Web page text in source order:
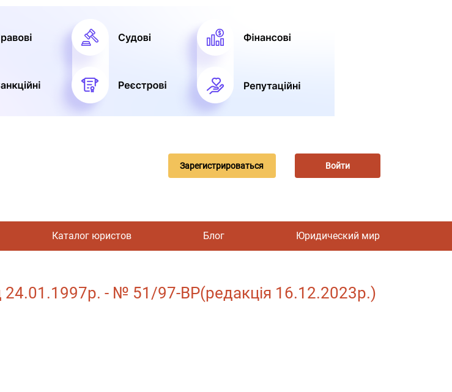
Зарегистрироваться Войти
Каталог юристов Блог Юридический мир
24.01.1997р. - № 51/97-ВР(редакція 16.12.2023р.)